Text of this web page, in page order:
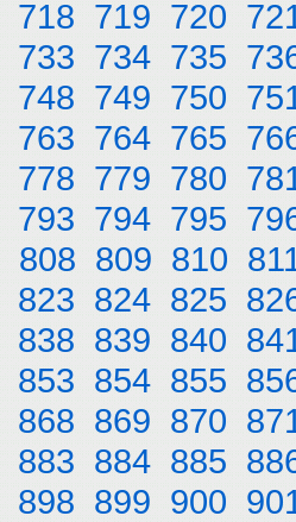
718 719 720
733 734 735
748 749 750
763 764 765
778 779 780
793 794 795
808 809 810
823 824 825
838 839 840
853 854 855
868 869 870
883 884 885
898 899 900